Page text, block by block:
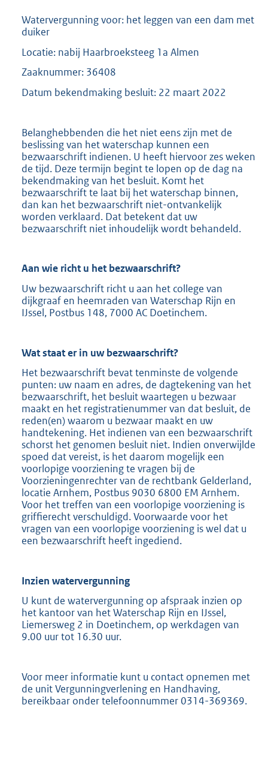
e
0
b
Watervergunning voor: het leggen van een dam met
duiker
Locatie: nabij Haarbroeksteeg 1a Almen
Zaaknummer: 36408
Datum bekendmaking besluit: 22 maart 2022
Belanghebbenden die het niet eens zijn met de
beslissing van het waterschap kunnen een
bezwaarschrift indienen. U heeft hiervoor zes weken
de tijd. Deze termijn begint te lopen op de dag na
bekendmaking van het besluit. Komt het
bezwaarschrift te laat bij het waterschap binnen,
dan kan het bezwaarschrift niet-ontvankelijk
worden verklaard. Dat betekent dat uw
bezwaarschrift niet inhoudelijk wordt behandeld.
Aan wie richt u het bezwaarschrift?
Uw bezwaarschrift richt u aan het college van
dijkgraaf en heemraden van Waterschap Rijn en
IJssel, Postbus 148, 7000 AC Doetinchem.
Wat staat er in uw bezwaarschrift?
Het bezwaarschrift bevat tenminste de volgende
punten: uw naam en adres, de dagtekening van het
bezwaarschrift, het besluit waartegen u bezwaar
maakt en het registratienummer van dat besluit, de
reden(en) waarom u bezwaar maakt en uw
handtekening. Het indienen van een bezwaarschrift
schorst het genomen besluit niet. Indien onverwijlde
spoed dat vereist, is het daarom mogelijk een
voorlopige voorziening te vragen bij de
Voorzieningenrechter van de rechtbank Gelderland,
locatie Arnhem, Postbus 9030 6800 EM Arnhem.
Voor het treffen van een voorlopige voorziening is
griffierecht verschuldigd. Voorwaarde voor het
vragen van een voorlopige voorziening is wel dat u
een bezwaarschrift heeft ingediend.
Inzien watervergunning
U kunt de watervergunning op afspraak inzien op
het kantoor van het Waterschap Rijn en IJssel,
Liemersweg 2 in Doetinchem, op werkdagen van
9.00 uur tot 16.30 uur.
Voor meer informatie kunt u contact opnemen met
de unit Vergunningverlening en Handhaving,
bereikbaar onder telefoonnummer 0314-369369.